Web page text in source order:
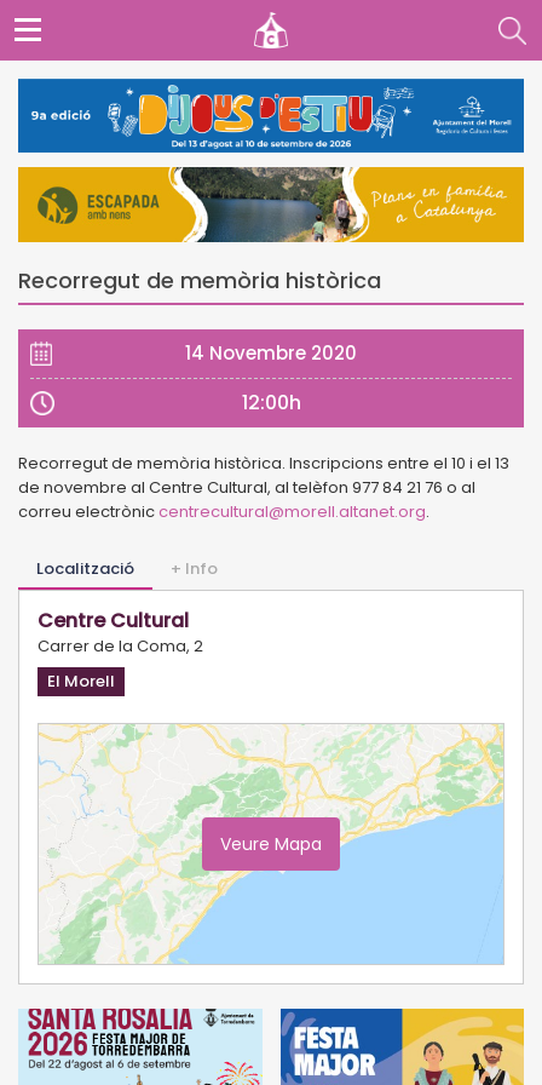
Recorregut de memòria històrica
14 Novembre 2020
12:00h
Recorregut de memòria històrica. Inscripcions entre el 10 i el 13
de novembre al Centre Cultural, al telèfon 977 84 21 76 o al
correu electròniccentrecultural@morell.altanet.org.
Localització + Info
Centre Cultural
Carrer de la Coma, 2
El Morell
Veure Mapa